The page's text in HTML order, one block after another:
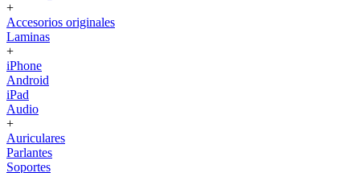
+
Accesorios originales
Laminas
+
iPhone
Android
iPad
Audio
+
Auriculares
Parlantes
Soportes